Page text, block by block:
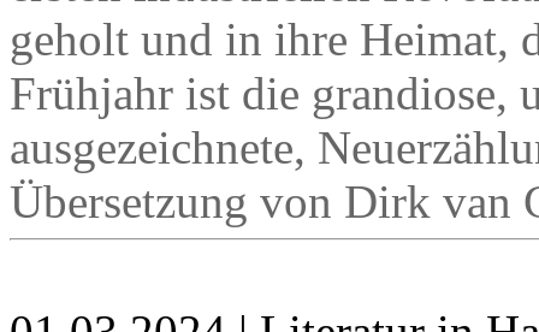
geholt und in ihre Heimat,
Frühjahr ist die grandiose,
ausgezeichnete,
Übersetzung von Dirk van